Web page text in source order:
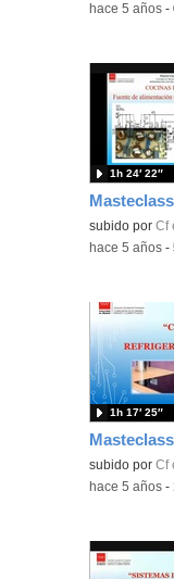
-hace 5 años -
Contenido
subido porCf
1h 24′ 22″
-hace 5 años -
Contenido
subido porCf
1h 17′ 25″
-hace 5 años -